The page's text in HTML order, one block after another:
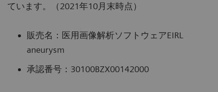
ています。（2021年10月末時点）
販売名：医用画像解析ソフトウェアEIRL
aneurysm
承認番号：30100BZX00142000